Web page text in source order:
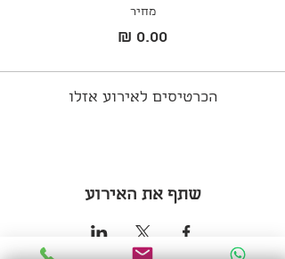
מחיר
הכרטיסים לאירוע אזלו
שתף את האירוע